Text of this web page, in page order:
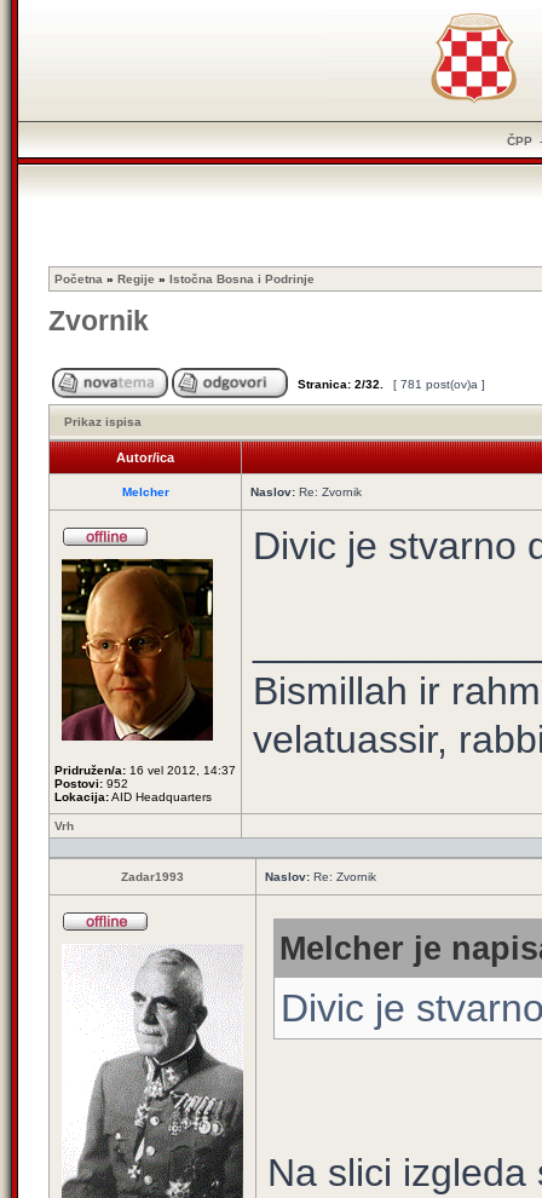
ČPP
Početna » Regije » Istočna Bosna i Podrinje
Zvornik
Stranica: 2/32 [ 781 post(ov)a ]
Prikaz ispisa
Autor/ica
Melcher Naslov: Re: Zvornik
Pridružen/a: 16 vel 2012, 14:37
Postovi: 952
Lokacija:AID Headquarters
Divic je stvarno
Bismillah ir
velatuassir,
Vrh
Zadar1993 Naslov: Re: Zvornik
Melcher je
Divic je
Na slici izgleda